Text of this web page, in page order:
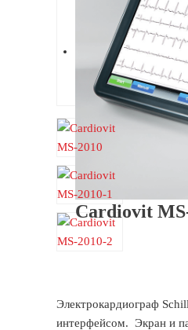
Cardiovit
Электрокардиограф
интерфейсом. Экран и